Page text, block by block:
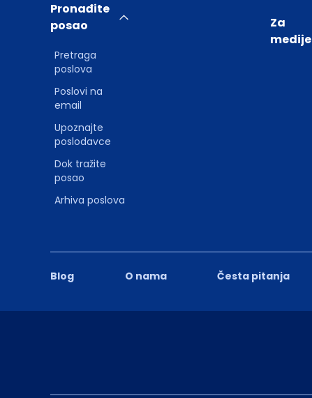
Blog O nama Česta pitanja
Pronađite
posao
Pretraga
poslova
Poslovi na
email
Upoznajte
poslodavce
Dok tražite
posao
Arhiva poslova
Za
medije